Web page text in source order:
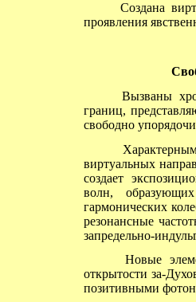
Создана
проявления
Вызваны
границ,
свободно
Характерным
виртуальных
создает
волн,
гармонических
резонансные
запредельно-
Новые
открытости за-
позитивными